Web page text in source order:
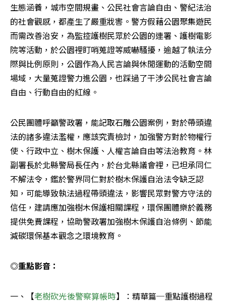
生態涵養，城市空間規畫、公民社會言論自由、警紀法治
的社會觀感，都產生了嚴重戕害。警方假藉公園聚集遊民
而需改善治安，為監控護樹民眾於公園的連署、護樹電影
院等活動，於公園裡盯哨蒐證等威嚇騷擾，逾越了執法分
際與比例原則，公園作為人民言論與休閒運動的活動空間
場域，大量蒐證警力進公園，也踩過了干涉公民社會言論
自由、行動自由的紅線。
公民團體呼籲警政署，能記取石雕公園案例，對於帶頭違
法的諸多違法濫權，應該究責檢討，加強警方對於物權行
使、行政中立、樹木保護、人權言論自由等法治教育。林
副署長於北縣警局長任內，於台北縣議會裡，已坦承同仁
不解法令，鑑於警界同仁對於樹木保護自治法令缺乏認
知，可能導致執法過程帶頭違法，影響民眾對警方守法的
信任，建請應加強樹木保護相關課程，環保團體樂於義務
提供免費課程，協助警政署加強樹木保護自治條例、節能
減碳環保基本觀念之環境教育。
◎重點影音：
一、【老樹砍光後警察算帳時】：精華篇─重點護樹過程